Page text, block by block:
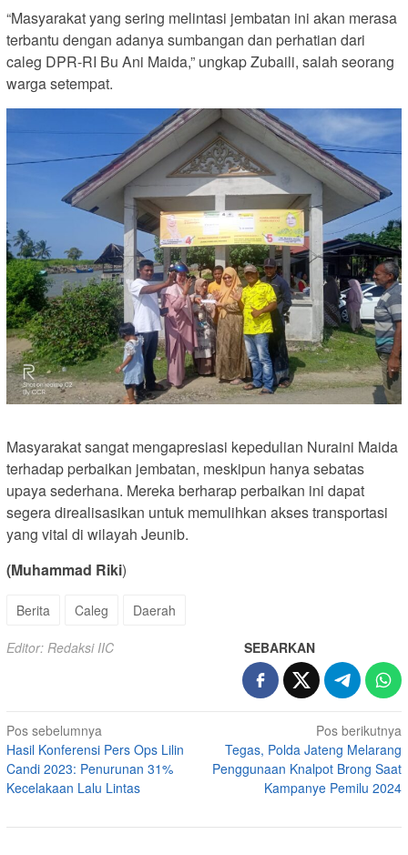
“Masyarakat yang sering melintasi jembatan ini akan merasa
terbantu dengan adanya sumbangan dan perhatian dari
caleg DPR-RI Bu Ani Maida,” ungkap Zubaili, salah seorang
warga setempat.
Masyarakat sangat mengapresiasi kepedulian Nuraini Maida
terhadap perbaikan jembatan, meskipun hanya sebatas
upaya sederhana. Mereka berharap perbaikan ini dapat
segera direalisasikan untuk memulihkan akses transportasi
yang vital di wilayah Jeunib.
(Muhammad Riki)
Berita Caleg Daerah
Editor: Redaksi IIC SEBARKAN
Navigasi
pos
Pos sebelumnya
Hasil Konferensi Pers Ops Lilin
Candi 2023: Penurunan 31%
Kecelakaan Lalu Lintas
Pos berikutnya
Tegas, Polda Jateng Melarang
Penggunaan Knalpot Brong Saat
Kampanye Pemilu 2024